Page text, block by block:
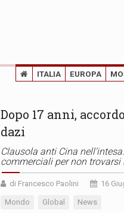
ITALIA EUROPA
Dopo 17 anni,
dazi
Clausola anti Cina
commerciali per non
di Francesco Paolini 16
Mondo Global News